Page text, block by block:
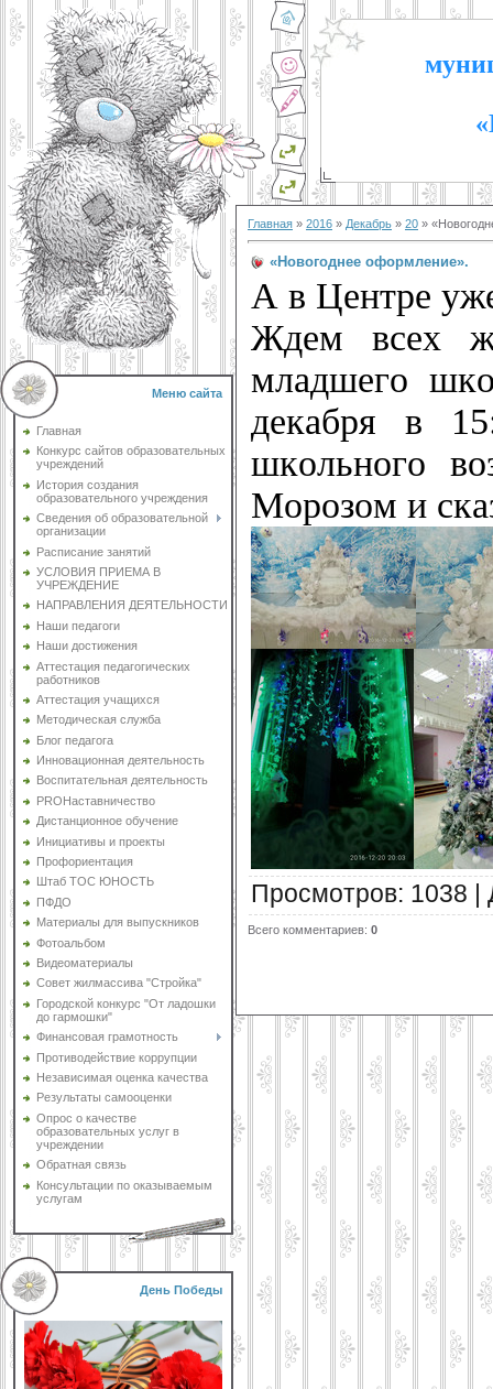
Меню сайта
Главная
Конкурс сайтов образовательных
учреждений
История создания
образовательного учреждения
Сведения об образовательной
организации
Расписание занятий
УСЛОВИЯ ПРИЕМА В
УЧРЕЖДЕНИЕ
НАПРАВЛЕНИЯ ДЕЯТЕЛЬНОСТИ
Наши педагоги
Наши достижения
Аттестация педагогических
работников
Аттестация учащихся
Методическая служба
Блог педагога
Инновационная деятельность
Воспитательная деятельность
PROНаставничество
Дистанционное обучение
Инициативы и проекты
Профориентация
Штаб ТОС ЮНОСТЬ
ПФДО
Материалы для выпускников
Фотоальбом
Видеоматериалы
Совет жилмассива "Стройка"
Городской конкурс "От ладошки
до гармошки"
Финансовая грамотность
Противодействие коррупции
Независимая оценка качества
Результаты самооценки
Опрос о качестве
образовательных услуг в
учреждении
Обратная связь
Консультации по оказываемым
услугам
День Победы
Главная » 2016 » Декабрь » 20 »
«Новогоднее оформление».
А в Центре
Ждем всех
младшего
декабря в
школьного
Морозом и
Просмотров: 1038
Всего комментариев: 0